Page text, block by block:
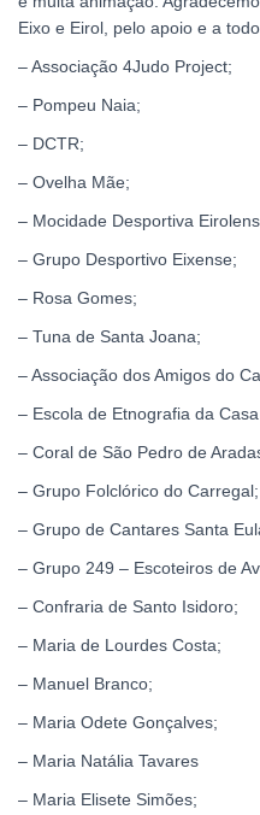
Eixo e Eirol, pelo apoio e a
– Associação 4Judo Project;
– Pompeu Naia;
– DCTR;
– Ovelha Mãe;
– Mocidade Desportiva
– Grupo Desportivo Eixense;
– Rosa Gomes;
– Tuna de Santa Joana;
– Associação dos Amigos do
– Escola de Etnografia da
– Coral de São Pedro de
– Grupo Folclórico do Carregal;
– Grupo de Cantares Santa
– Grupo 249 – Escoteiros de
– Confraria de Santo Isidoro;
– Maria de Lourdes Costa;
– Manuel Branco;
– Maria Odete Gonçalves;
– Maria Natália Tavares
– Maria Elisete Simões;